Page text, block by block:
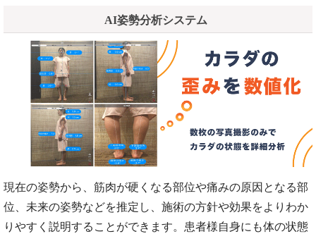
AI姿勢分析システム
現在の姿勢から、筋肉が硬くなる部位や痛みの原因となる部
位、未来の姿勢などを推定し、施術の方針や効果をよりわか
りやすく説明することができます。患者様自身にも体の状態